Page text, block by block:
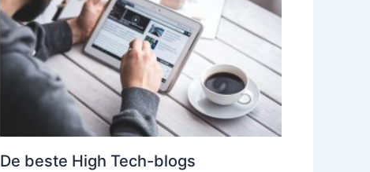
De beste High Tech-blogs